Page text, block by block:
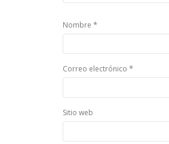
Nombre *
Correo electrónico *
Sitio web